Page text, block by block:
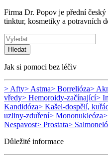
Firma Dr. Popov je přední
tinktur, kosmetiky a potravních
Hledat
Jak si pomoci bez léčiv
> Afty> Astma> Borrelióza>
vředy> Hemoroidy-začínající>
Kandidóza> Kašel-dospělí,
uzliny-zduření> Mononukleóza
Nespavost> Prostata>
Důležité informace